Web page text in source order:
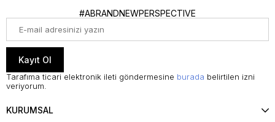
#ABRANDNEWPERSPECTIVE
Kayıt Ol
Tarafıma ticari elektronik ileti göndermesine burada belirtilen izni
veriyorum.
KURUMSAL